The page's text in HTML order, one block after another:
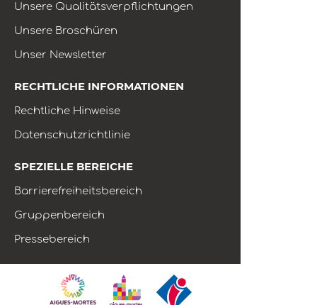
Unsere Qualitätsverpflichtungen
Unsere Broschüren
Unser Newsletter
RECHTLICHE INFORMATIONEN
Rechtliche Hinweise
Datenschutzrichtlinie
SPEZIELLE BEREICHE
Barrierefreiheitsbereich
Gruppenbereich
Pressebereich